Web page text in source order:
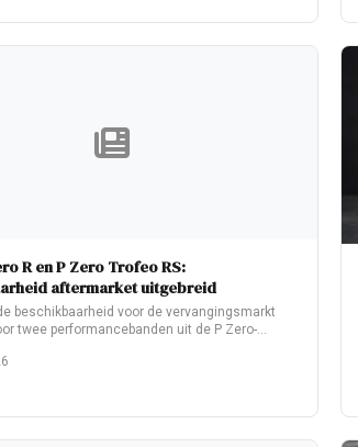
R en P Zero Trofeo RS:
aftermarket uitgebreid
beschikbaarheid voor de vervangingsmarkt
twee performancebanden uit de P Zero-